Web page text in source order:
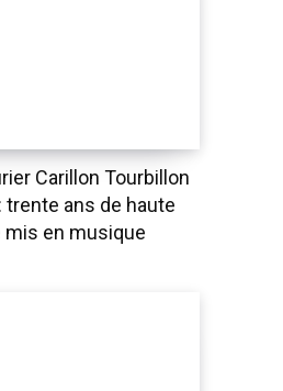
Carillon Tourbillon
trente ans de haute
mis en musique